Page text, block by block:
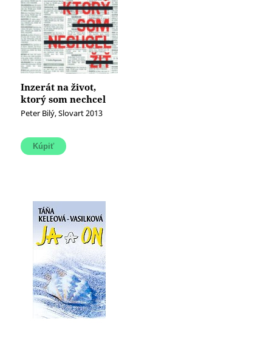
Inzerát na život,
ktorý som nechcel
žiť (e-kniha)
Peter Bilý, Slovart 2013